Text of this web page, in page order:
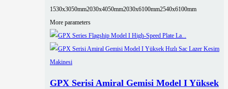
1530x3050mm2030x4050mm2030x6100mm2540x6100mm
More parameters
GPX Serisi Amiral Gemisi Model I Yüksek